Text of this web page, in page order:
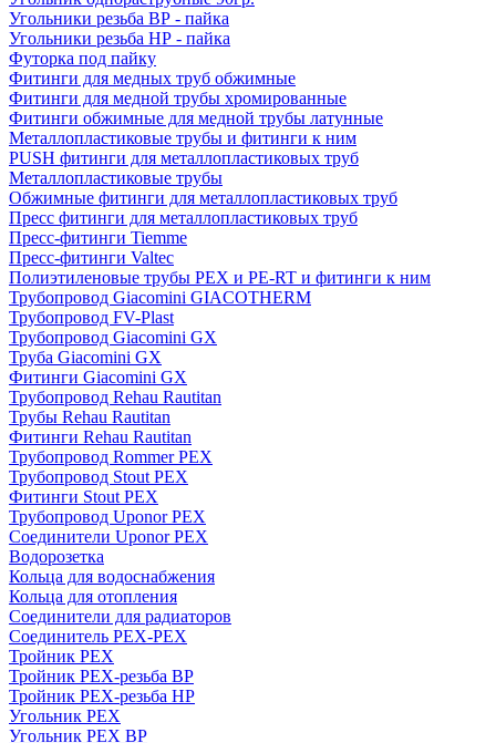
Угольники резьба ВР - пайка
Угольники резьба НР - пайка
Футорка под пайку
Фитинги для медных труб обжимные
Фитинги для медной трубы хромированные
Фитинги обжимные для медной трубы латунные
Металлопластиковые трубы и фитинги к ним
PUSH фитинги для металлопластиковых труб
Металлопластиковые трубы
Обжимные фитинги для металлопластиковых труб
Пресс фитинги для металлопластиковых труб
Пресс-фитинги Tiemme
Пресс-фитинги Valtec
Полиэтиленовые трубы PEX и PE-RT и фитинги к ним
Трубопровод Giacomini GIACOTHERM
Трубопровод FV-Plast
Трубопровод Giacomini GX
Труба Giacomini GX
Фитинги Giacomini GX
Трубопровод Rehau Rautitan
Трубы Rehau Rautitan
Фитинги Rehau Rautitan
Трубопровод Rommer PEX
Трубопровод Stout PEX
Фитинги Stout PEX
Трубопровод Uponor PEX
Соединители Uponor PEX
Водорозетка
Кольца для водоснабжения
Кольца для отопления
Соединители для радиаторов
Соединитель PEX-PEX
Тройник PEX
Тройник PEX-резьба ВР
Тройник PEX-резьба НР
Угольник PEX
Угольник PEX ВР